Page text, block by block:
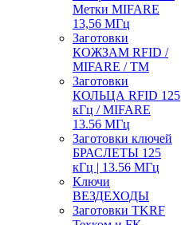
Метки MIFARE
13,56 МГц
Заготовки
КОЖЗАМ RFID /
MIFARE / TM
Заготовки
КОЛЬЦА RFID 125
кГц / MIFARE
13.56 МГц
Заготовки ключей
БРАСЛЕТЫ 125
кГц | 13.56 МГц
Ключи
ВЕЗДЕХОДЫ
Заготовки TKRF